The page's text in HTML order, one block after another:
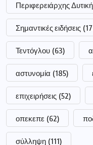
Περιφερειάρχης
Σημαντικές ειδήσεις
Τεντόγλου (63)
αστυνομία (185)
επιχειρήσεις (52)
οπεκεπε (62)
σύλληψη (111)